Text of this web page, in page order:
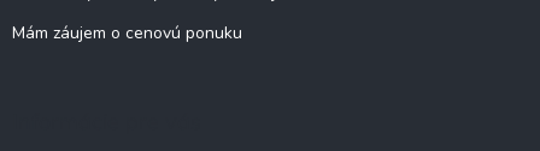
Mám záujem o cenovú ponuku